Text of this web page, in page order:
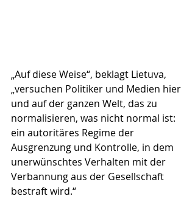
„Auf diese Weise“, beklagt Lietuva,
„versuchen Politiker und Medien hier
und auf der ganzen Welt, das zu
normalisieren, was nicht normal ist:
ein autoritäres Regime der
Ausgrenzung und Kontrolle, in dem
unerwünschtes Verhalten mit der
Verbannung aus der Gesellschaft
bestraft wird.“